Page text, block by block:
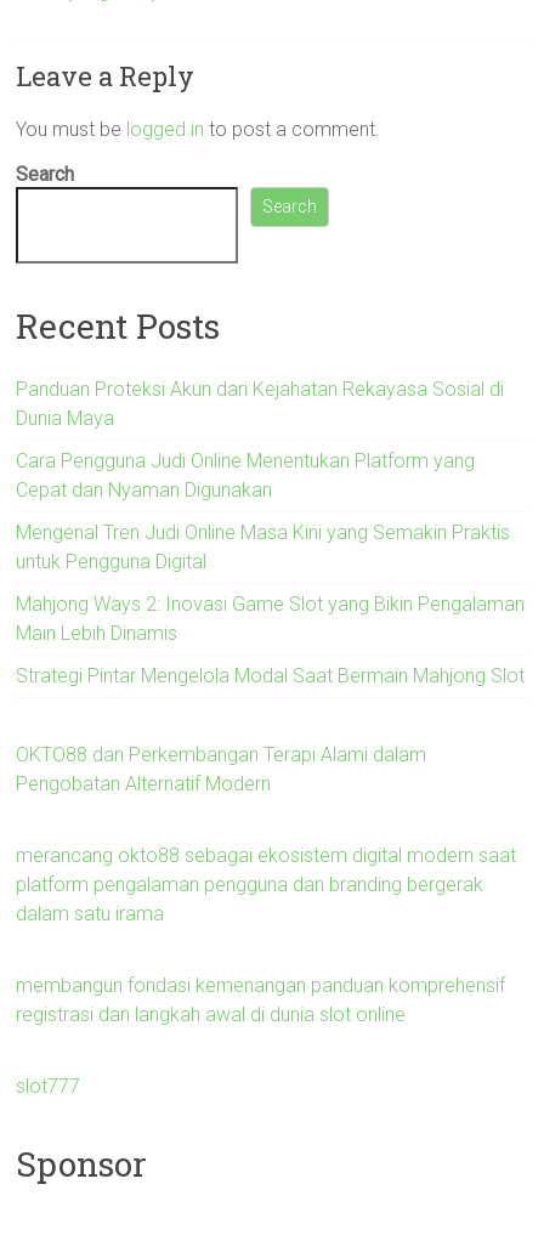
Leave a Reply
You must be logged in to post a comment.
Search
Search
Recent Posts
Panduan Proteksi Akun dari Kejahatan Rekayasa Sosial di
Dunia Maya
Cara Pengguna Judi Online Menentukan Platform yang
Cepat dan Nyaman Digunakan
Mengenal Tren Judi Online Masa Kini yang Semakin Praktis
untuk Pengguna Digital
Mahjong Ways 2: Inovasi Game Slot yang Bikin Pengalaman
Main Lebih Dinamis
Strategi Pintar Mengelola Modal Saat Bermain Mahjong Slot
OKTO88 dan Perkembangan Terapi Alami dalam
Pengobatan Alternatif Modern
merancang okto88 sebagai ekosistem digital modern saat
platform pengalaman pengguna dan branding bergerak
dalam satu irama
membangun fondasi kemenangan panduan komprehensif
registrasi dan langkah awal di dunia slot online
slot777
Sponsor